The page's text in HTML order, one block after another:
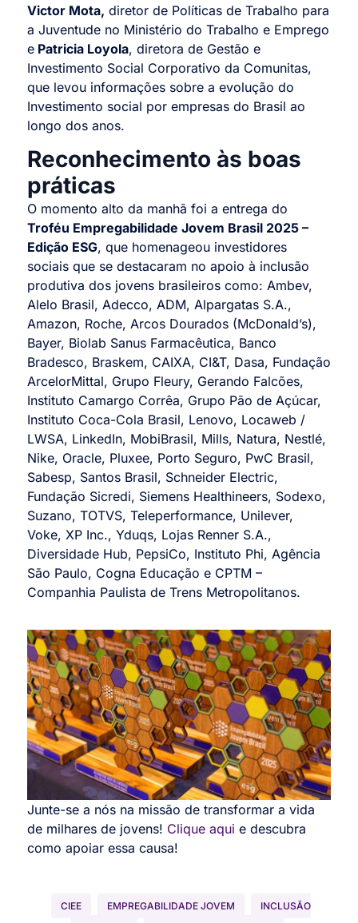
Victor Mota, diretor de Políticas de Trabalho para
a Juventude no Ministério do Trabalho e Emprego
e Patricia Loyola, diretora de Gestão e
Investimento Social Corporativo da Comunitas,
que levou informações sobre a evolução do
Investimento social por empresas do Brasil ao
longo dos anos.
Reconhecimento às boas
práticas
O momento alto da manhã foi a entrega do
Troféu Empregabilidade Jovem Brasil 2025 –
Edição ESG, que homenageou investidores
sociais que se destacaram no apoio à inclusão
produtiva dos jovens brasileiros como: Ambev,
Alelo Brasil, Adecco, ADM, Alpargatas S.A.,
Amazon, Roche, Arcos Dourados (McDonald’s),
Bayer, Biolab Sanus Farmacêutica, Banco
Bradesco, Braskem, CAIXA, CI&T, Dasa, Fundação
ArcelorMittal, Grupo Fleury, Gerando Falcões,
Instituto Camargo Corrêa, Grupo Pão de Açúcar,
Instituto Coca-Cola Brasil, Lenovo, Locaweb /
LWSA, LinkedIn, MobiBrasil, Mills, Natura, Nestlé,
Nike, Oracle, Pluxee, Porto Seguro, PwC Brasil,
Sabesp, Santos Brasil, Schneider Electric,
Fundação Sicredi, Siemens Healthineers, Sodexo,
Suzano, TOTVS, Teleperformance, Unilever,
Voke, XP Inc., Yduqs, Lojas Renner S.A.,
Diversidade Hub, PepsiCo, Instituto Phi, Agência
São Paulo, Cogna Educação e CPTM –
Companhia Paulista de Trens Metropolitanos.
Junte-se a nós na missão de transformar a vida
de milhares de jovens! Clique aqui e descubra
como apoiar essa causa!
CIEE EMPREGABILIDADE JOVEM
INCLUSÃO